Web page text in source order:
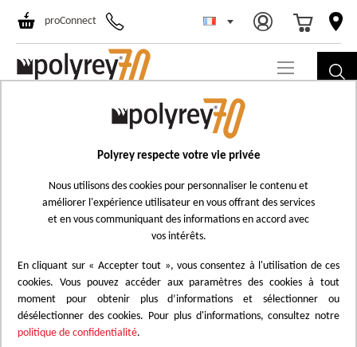
Polyrey respecte votre vie privée
Nous utilisons des cookies pour personnaliser le contenu et
améliorer l'expérience utilisateur en vous offrant des services
et en vous communiquant des informations en accord avec
vos intérêts.
En cliquant sur « Accepter tout », vous consentez à l'utilisation de ces
cookies. Vous pouvez accéder aux paramètres des cookies à tout
moment pour obtenir plus d’informations et sélectionner ou
désélectionner des cookies. Pour plus d'informations, consultez notre
politique de confidentialité.
proConnect
Choisir un
Underground Fonte
Ajouter
à
la
liste